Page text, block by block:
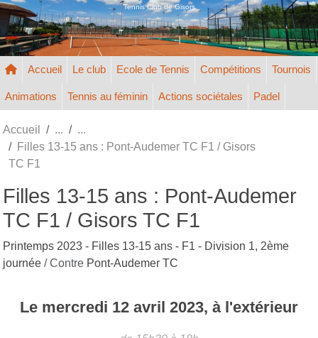
Tennis Club de Gisors
Accueil Le club Ecole de Tennis Compétitions Tournois
Animations Tennis au féminin Actions sociétales Padel
Accueil
Filles 13-15 ans : Pont-Audemer TC F1 / Gisors
TC F1
Filles 13-15 ans : Pont-Audemer
TC F1 / Gisors TC F1
Printemps 2023 - Filles 13-15 ans - F1 - Division 1, 2ème
journée / Contre Pont-Audemer TC
Le mercredi 12 avril 2023, à l'extérieur
Panneau de gestion des cookies